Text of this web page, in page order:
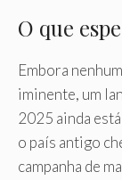
O que
Embora
iminente, um
2025 ainda
o país antigo
campanha de